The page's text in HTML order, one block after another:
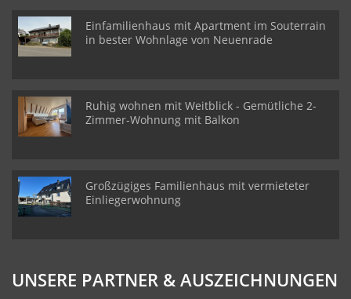
Einfamilienhaus mit Apartment im Souterrain
in bester Wohnlage von Neuenrade
Ruhig wohnen mit Weitblick - Gemütliche 2-
Zimmer-Wohnung mit Balkon
Großzügiges Familienhaus mit vermieteter
Einliegerwohnung
UNSERE PARTNER & AUSZEICHNUNGEN